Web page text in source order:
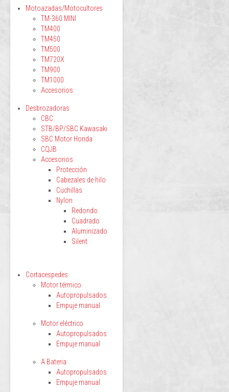
Motoazadas/Motocultores
TM-360 MINI
TM400
TM450
TM500
TM720X
TM900
TM1000
Accesorios
Desbrozadoras
CBC
STB/BP/SBC Kawasaki
SBC Motor Honda
CQJB
Accesorios
Protección
Cabezales de hilo
Cuchillas
Nylon
Redondo
Cuadrado
Aluminizado
Silent
Cortacespedes
Motor térmico
Autopropulsados
Empuje manual
Motor eléctrico
Autopropulsados
Empuje manual
A Bateria
Autopropulsados
Empuje manual